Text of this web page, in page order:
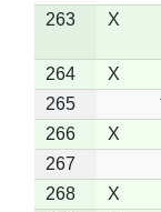
263
X
264 X
265
266
X
267
268
X